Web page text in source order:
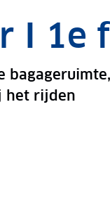
I 1e
het rijden